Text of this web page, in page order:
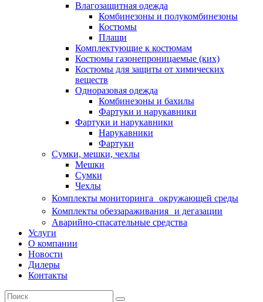
Влагозащитная одежда
Комбинезоны и полукомбинезоны
Костюмы
Плащи
Комплектующие к костюмам
Костюмы газонепроницаемые (ких)
Костюмы для защиты от химических
веществ
Одноразовая одежда
Комбинезоны и бахилы
Фартуки и нарукавники
Фартуки и нарукавники
Нарукавники
Фартуки
Сумки, мешки, чехлы
Мешки
Сумки
Чехлы
Комплекты мониторинга окружающей среды
Комплекты обеззараживания и дегазации
Аварийно-спасательные средства
Услуги
О компании
Новости
Дилеры
Контакты